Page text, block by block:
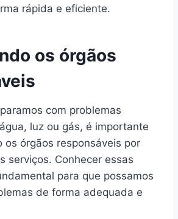
rápida e eficiente.
os órgãos
com problemas
luz ou gás, é importante
os órgãos responsáveis por
serviços. Conhecer essas
para que possamos
de forma adequada e